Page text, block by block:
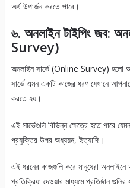
অর্থ উপার্জন করতে পারে।
৬. অনলাইন টাইপিং জব:
Survey)
অনলাইন সার্ভে (Online Survey) হলো
সার্ভে এমন একটি কাজের ধরণ যেখানে
করতে হয়।
এই সার্ভেগুলি বিভিন্ন ক্ষেত্রে হতে পারে
প্রযুক্তির উপর অধ্যয়ন, ইত্যাদি।
এই ধরনের কাজগুলি করে মানুষেরা
প্রতিক্রিয়া দেওয়ার মাধ্যমে প্রতিষ্ঠান